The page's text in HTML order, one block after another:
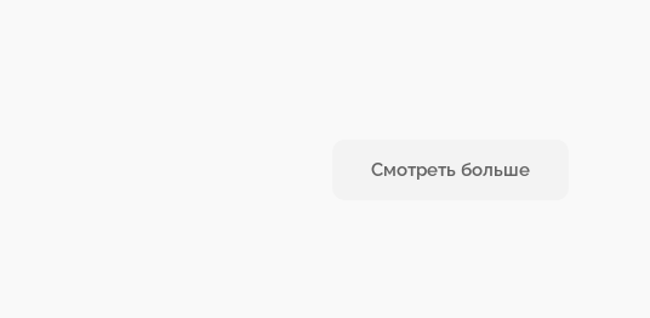
Смотреть больше